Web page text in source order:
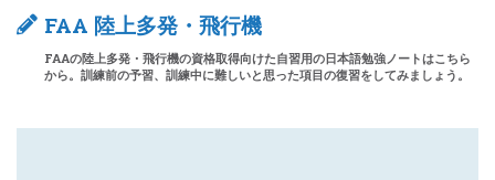
FAA 陸上多発・飛行機
FAAの陸上多発・飛行機の資格取得向けた自習用の日本語勉強ノートはこちら
から。訓練前の予習、訓練中に難しいと思った項目の復習をしてみましょう。